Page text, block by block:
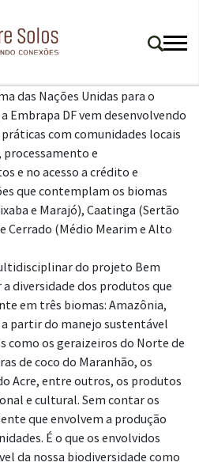
das Nações Unidas para o
Embrapa DF vem desenvolvendo
com comunidades locais
processamento e
e no acesso a crédito e
que contemplam os biomas
e Marajó), Caatinga (Sertão
Cerrado (Médio Mearim e Alto
do projeto Bem
diversidade dos produtos que
em três biomas: Amazônia,
partir do manejo sustentável
como os geraizeiros do Norte de
de coco do Maranhão, os
Acre, entre outros, os produtos
e cultural. Sem contar os
que envolvem a produção
É o que os envolvidos
da nossa biodiversidade como